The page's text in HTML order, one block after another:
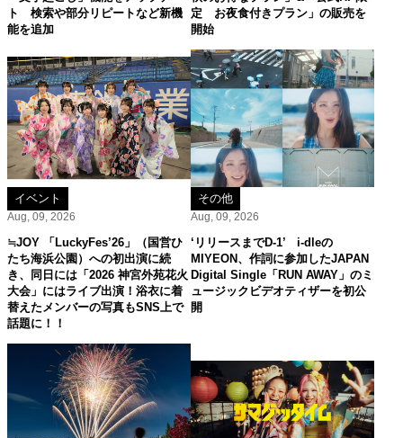
ト 検索や部分リピートなど新機
能を追加
定 お夜食付きプラン」の販売を
開始
イベント
Aug, 09, 2026
≒JOY 「LuckyFes’26」（国営ひ
たち海浜公園）への初出演に続
き、同日には「2026 神宮外苑花火
大会」にはライブ出演！浴衣に着
替えたメンバーの写真もSNS上で
話題に！！
その他
Aug, 09, 2026
‘リリースまでD-1’ i-dleの
MIYEON、作詞に参加したJAPAN
Digital Single「RUN AWAY」のミ
ュージックビデオティザーを初公
開